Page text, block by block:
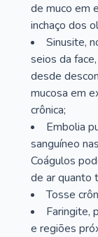
de muco em
inchaço dos
Sinusite,
seios da
desde
mucosa em
crônica;
Embolia
sanguíneo
Coágulos
de ar quanto
Tosse
Faringite,
e regiões